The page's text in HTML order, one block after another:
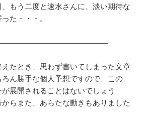
もう二度と速水さんに、淡い期待な
た・・・。
たとき、思わず書いてしまった文章
ん勝手な個人予想ですので、この
展開されることはないでしょう
らまた、あらたな動きもありました